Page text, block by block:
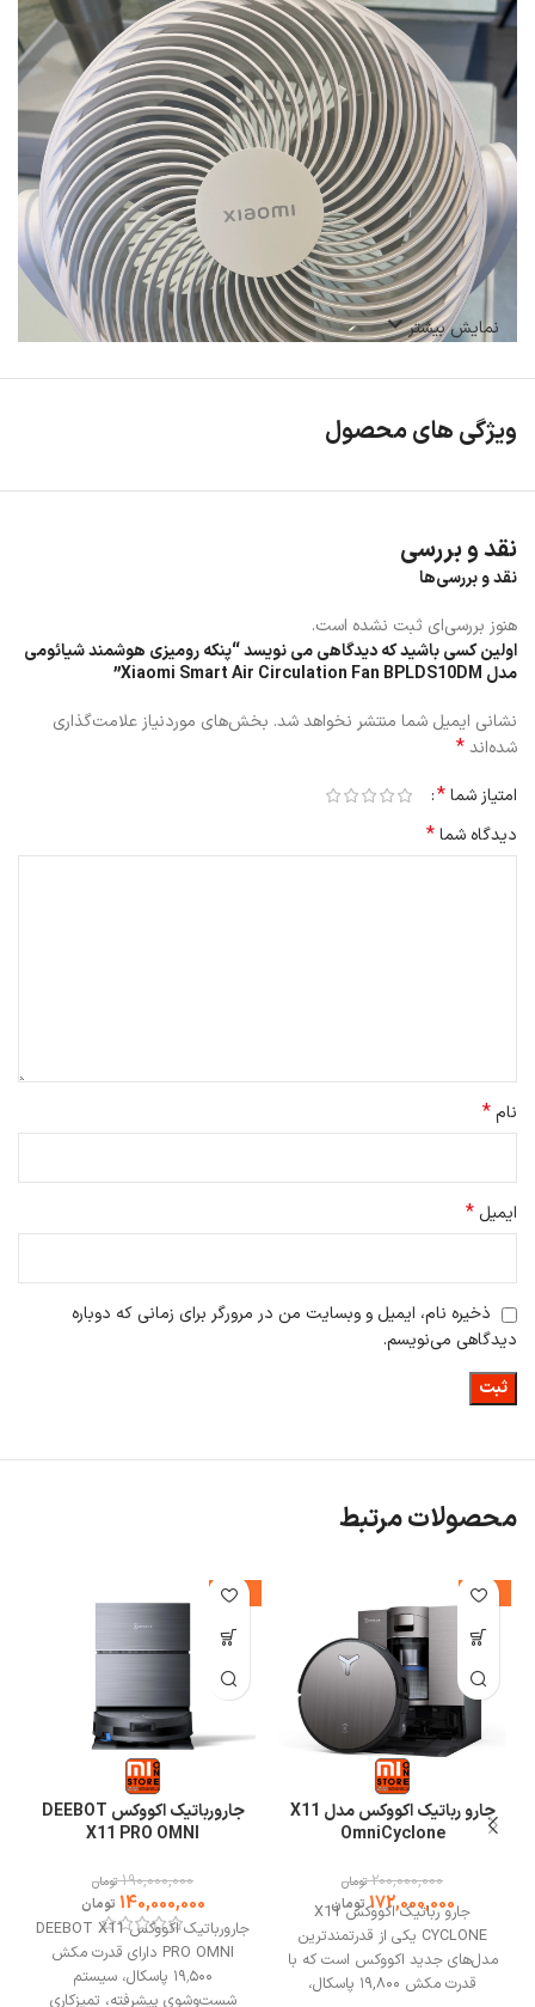
اگر به دنبال یک وسیله‌ی خنک‌کننده‌ی کارآمد، کم‌مصرف و مدرن هستید،
خانه و محل کار شماست. این محصول با طراحی مینیمال و امکانات
هوشمند، نه تنها جریان هوای مطلوبی را فراهم می‌کند، بلکه تجربه‌ای
ویژگی‌های کلیدی
این پنکه با گردش ۳۶۰ درجه، هوا را در تمام زوایا به گردش در می‌آورد و در
نتیجه، هوای اتاق خیلی سریع و یکنواخت خنک می‌شود. برخلاف پنکه‌های
نمایش بیشتر
ویژگی های محصول
نقد و بررسی
نقد و بررسی‌ها
هنوز بررسی‌ای ثبت نشده است.
اولین کسی باشید که دیدگاهی می نویسد “پنکه رومیزی هوشمند شیائومی
مدل Xiaomi Smart Air Circulation Fan BPLDS10DM”
نشانی ایمیل شما منتشر نخواهد شد. بخش‌های موردنیاز علامت‌گذاری
شده‌اند*
امتیاز شما*
دیدگاه شما*
نام*
ایمیل *
ذخیره نام، ایمیل و وبسایت من در مرورگر برای زمانی که دوباره
دیدگاهی می‌نویسم.
محصولات مرتبط
-14%
جارو رباتیک اکووکس مدل X11
OmniCyclone
200,000,000 تومان
172,000,000 تومانجارو رباتیک اکووکس X11
CYCLONE یکی از قدرتمندترین
مدل‌های جدید اکووکس است که با
قدرت مکش ۱۹,۸۰۰ پاسکال،
-26%
جارورباتیک اکووکس DEEBOT
X11 PRO OMNI
190,000,000 تومان
140,000,000 تومان
جارورباتیک اکووکس DEEBOT X11
PRO OMNI دارای قدرت مکش
۱۹٬۵۰۰ پاسکال، سیستم
شست‌وشوی پیشرفته، تمیزکاری